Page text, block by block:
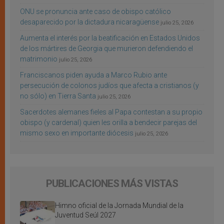
ONU se pronuncia ante caso de obispo católico
desaparecido por la dictadura nicaragüense julio 25, 2026
Aumenta el interés por la beatificación en Estados Unidos
de los mártires de Georgia que murieron defendiendo el
matrimonio julio 25, 2026
Franciscanos piden ayuda a Marco Rubio ante
persecución de colonos judíos que afecta a cristianos (y
no sólo) en Tierra Santa julio 25, 2026
Sacerdotes alemanes fieles al Papa contestan a su propio
obispo (y cardenal) quien les orilla a bendecir parejas del
mismo sexo en importante diócesis julio 25, 2026
PUBLICACIONES MÁS VISTAS
Himno oficial de la Jornada Mundial de la
Juventud Seúl 2027